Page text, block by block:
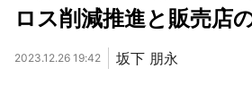
ロス削減推進と販売店
2023.12.26 19:42 坂下 朋永